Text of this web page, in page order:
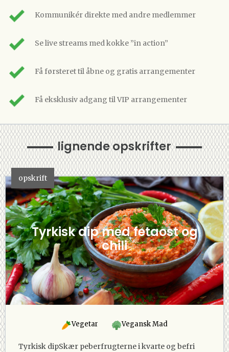
Kommunikér direkte med andre medlemmer
Se live streams med kokke ”in action”
Få førsteret til åbne og gratis arrangementer
Få eksklusiv adgang til VIP arrangementer
lignende opskrifter
opskrift
Tyrkisk dip med fetaost og
chili
Vegetar Vegansk Mad
Tyrkisk dipSkær peberfrugterne i kvarte og befri